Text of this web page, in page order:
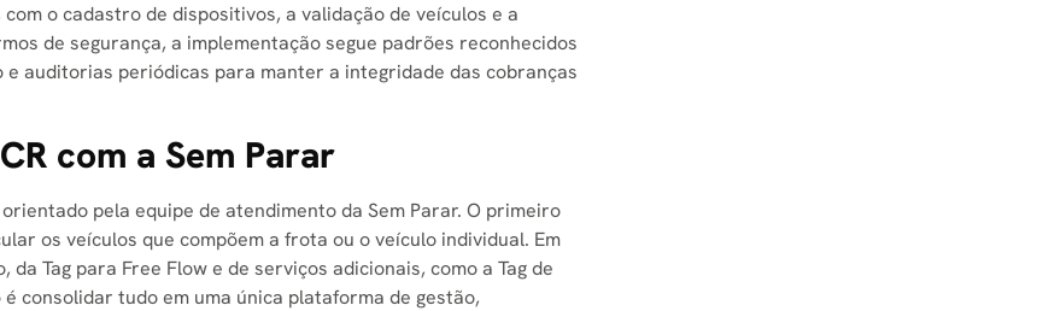
o cadastro de dispositivos, a validação de veículos e a
de segurança, a implementação segue padrões reconhecidos
auditorias periódicas para manter a integridade das cobranças
com a Sem Parar
pela equipe de atendimento da Sem Parar. O primeiro
os veículos que compõem a frota ou o veículo individual. Em
Tag para Free Flow e de serviços adicionais, como a Tag de
consolidar tudo em uma única plataforma de gestão,